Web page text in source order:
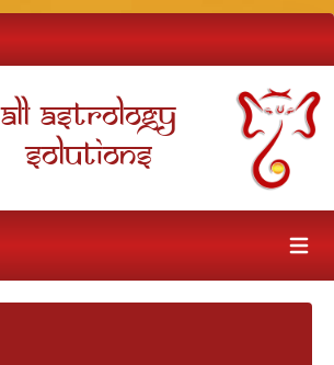
All Astrology
Solutions
Open